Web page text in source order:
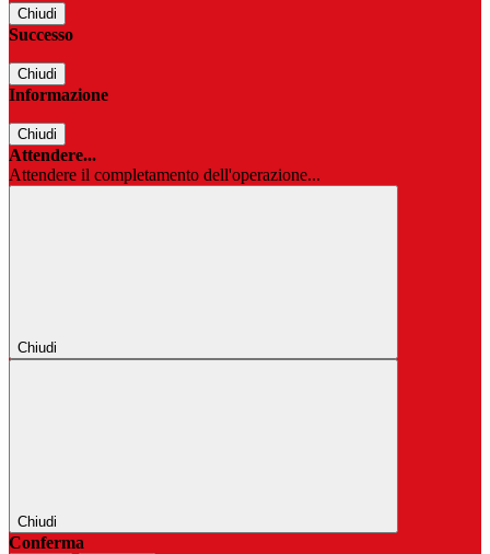
Chiudi
Successo
Chiudi
Informazione
Chiudi
Attendere...
Attendere il completamento dell'operazione...
Chiudi
Chiudi
Conferma